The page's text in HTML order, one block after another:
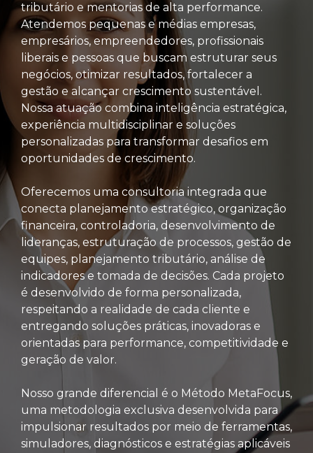
tributário e mentorias de alta performance.
Atendemos pequenas e médias empresas,
empresários, empreendedores, profissionais
liberais e pessoas que buscam estruturar seus
negócios, otimizar resultados, fortalecer a
gestão e alcançar crescimento sustentável.
Nossa atuação combina inteligência estratégica,
experiência multidisciplinar e soluções
personalizadas para transformar desafios em
oportunidades de crescimento.
Oferecemos uma consultoria integrada que
conecta planejamento estratégico, organização
financeira, controladoria, desenvolvimento de
lideranças, estruturação de processos, gestão de
equipes, planejamento tributário, análise de
indicadores e tomada de decisões. Cada projeto
é desenvolvido de forma personalizada,
respeitando a realidade de cada cliente e
entregando soluções práticas, inovadoras e
orientadas para performance, competitividade e
geração de valor.
Nosso grande diferencial é o Método MetaFocus,
uma metodologia exclusiva desenvolvida para
impulsionar resultados por meio de ferramentas,
simuladores, diagnósticos e estratégias aplicáveis